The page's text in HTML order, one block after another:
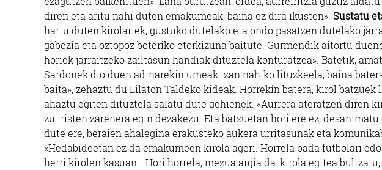
diren eta aritu nahi duten emakumeak, baina ez dira ikusten». Sustatu
hartu duten kirolariek, gustuko dutelako eta ondo pasatzen dutelako
gabezia eta oztopoz beteriko etorkizuna baitute. Gurmendik aitortu
horiek jarraitzeko zailtasun handiak dituztela konturatzea». Batetik,
Sardonek dio duen adinarekin umeak izan nahiko lituzkeela, baina
baita», zehaztu du Lilaton Taldeko kideak. Horrekin batera, kirol
ahaztu egiten dituztela salatu dute gehienek. «Aurrera ateratzen diren
zu iristen zarenera egin dezakezu. Eta batzuetan hori ere ez,
dute ere, beraien ahalegina erakusteko aukera urritasunak eta
«Hedabideetan ez da emakumeen kirola ageri. Horrela bada futbolari
herri kirolen kasuan… Hori horrela, mezua argia da: kirola egitea